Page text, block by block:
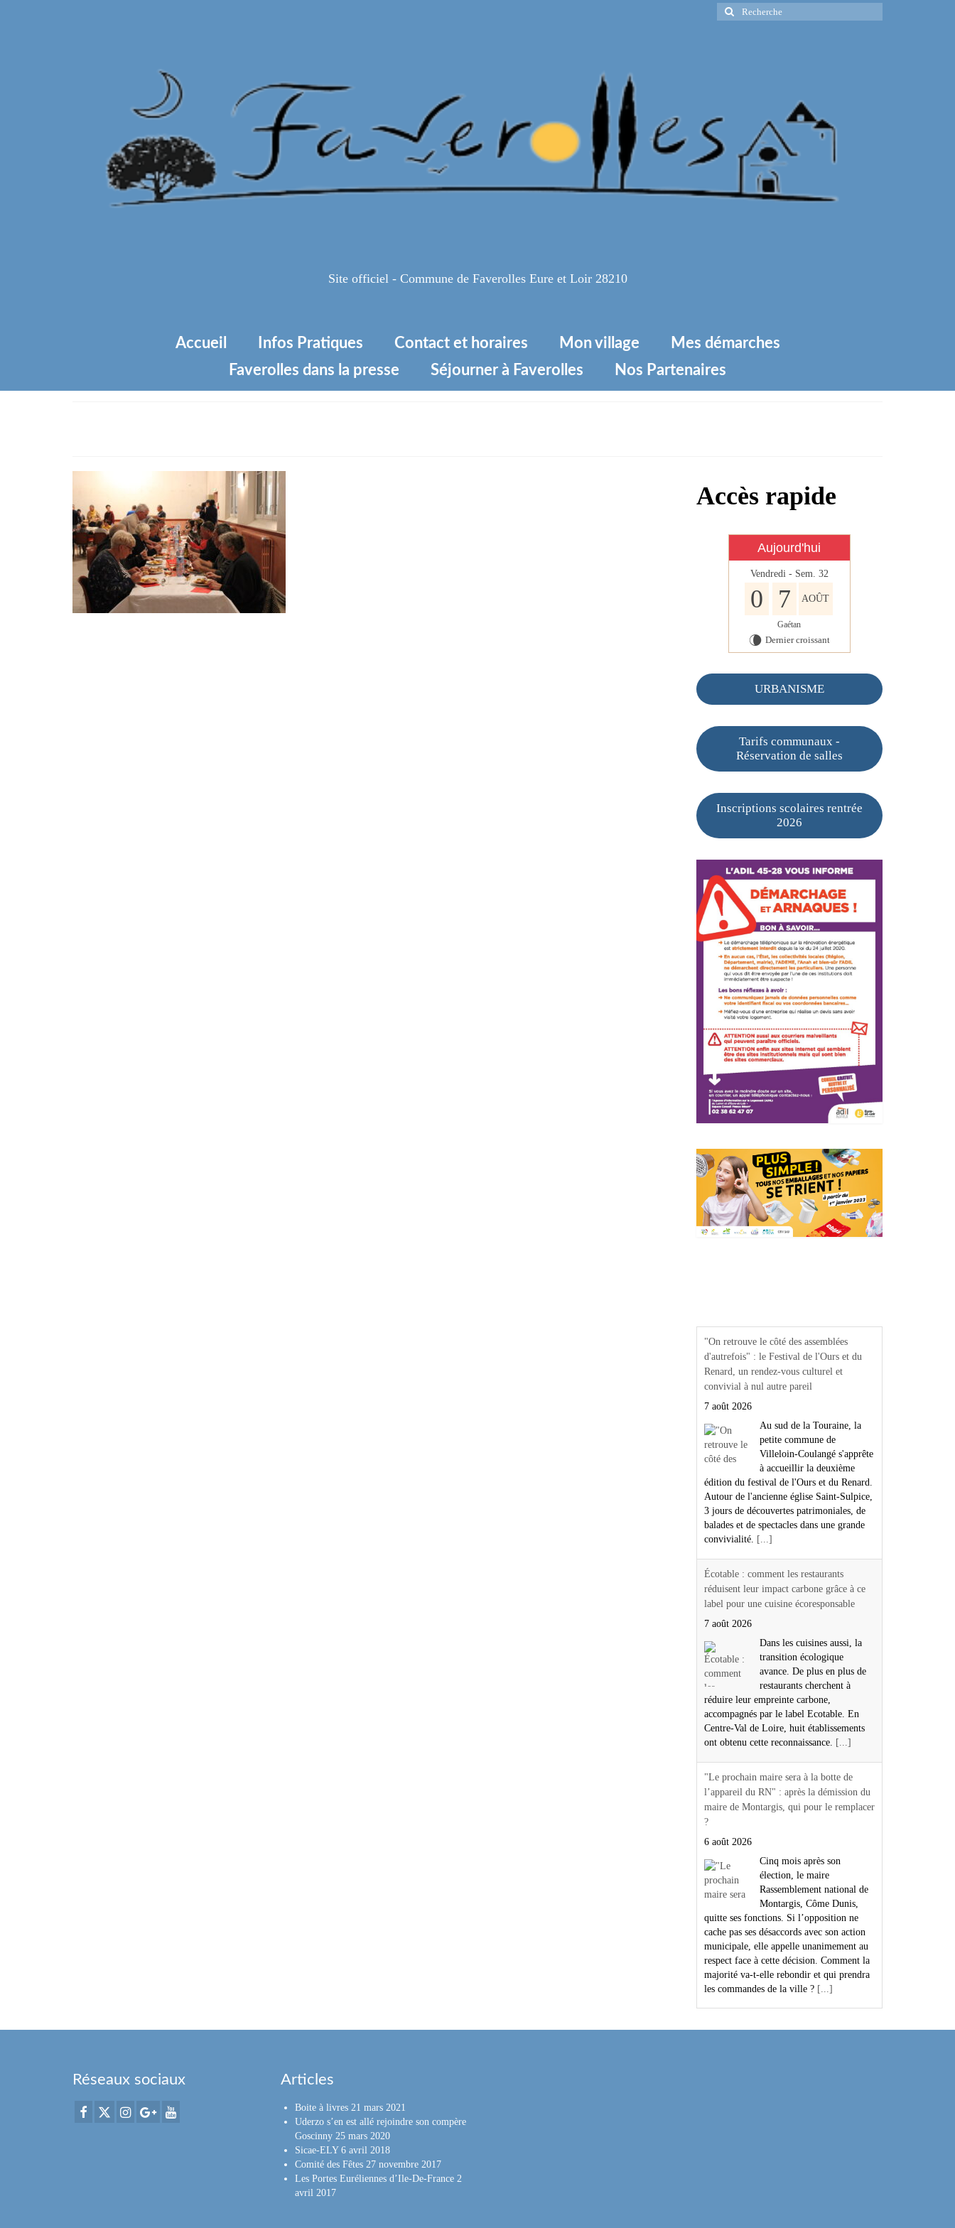
Rechercher
:
Site officiel - Commune de Faverolles Eure et Loir 28210
Accueil Infos Pratiques Contact et horaires Mon village
Mes démarches
Faverolles dans la presse
Séjourner à Faverolles Nos Partenaires
Accès rapide
Aujourd'hui
Vendredi - Sem. 32
0 7 AOÛT
Gaétan
V Dernier croissant
URBANISME
Tarifs communaux -
Réservation de salles
Inscriptions scolaires rentrée
2026
"On retrouve le côté des assemblées
d'autrefois" : le Festival de l'Ours et du
Renard, un rendez-vous culturel et
convivial à nul autre pareil
7 août 2026
Au sud de la Touraine, la
petite commune de
Villeloin-Coulangé s'apprête
à accueillir la deuxième
édition du festival de l'Ours et du Renard.
Autour de l'ancienne église Saint-Sulpice,
3 jours de découvertes patrimoniales, de
balades et de spectacles dans une grande
convivialité.
[...]
Écotable : comment les restaurants
réduisent leur impact carbone grâce à ce
label pour une cuisine écoresponsable
7 août 2026
Dans les cuisines aussi, la
transition écologique
avance. De plus en plus de
restaurants cherchent à
réduire leur empreinte carbone,
accompagnés par le label Ecotable. En
Centre-Val de Loire, huit établissements
ont obtenu cette reconnaissance.
[...]
"Le prochain maire sera à la botte de
l’appareil du RN" : après la démission du
maire de Montargis, qui pour le remplacer
?
6 août 2026
Cinq mois après son
élection, le maire
Rassemblement national de
Montargis, Côme Dunis,
quitte ses fonctions. Si l’opposition ne
cache pas ses désaccords avec son action
municipale, elle appelle unanimement au
respect face à cette décision. Comment la
majorité va-t-elle rebondir et qui prendra
les commandes de la ville ? [...]
Réseaux sociaux Articles
Boite à livres 21 mars 2021
Uderzo s’en est allé rejoindre son compère
Goscinny 25 mars 2020
Sicae-ELY 6 avril 2018
Comité des Fêtes 27 novembre 2017
Les Portes Euréliennes d’Ile-De-France 2
avril 2017